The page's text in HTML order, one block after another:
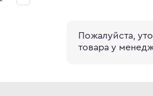
Пожалуйста,
товара у